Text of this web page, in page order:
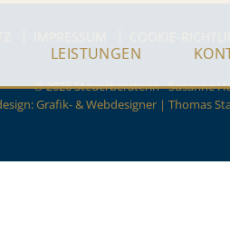
LEISTUNGEN
© 2026 Steuerberaterin - Susanne
Grafik- & Webdesigner | Thomas